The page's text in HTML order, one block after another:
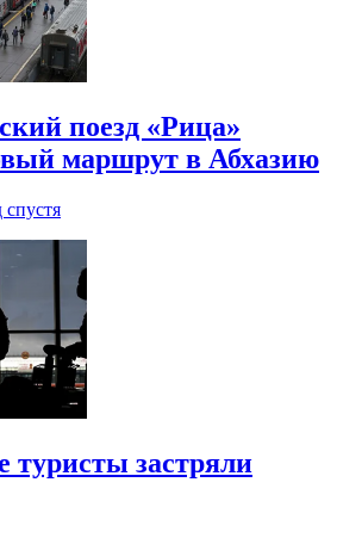
поезд «Рица»
маршрут в Абхазию
спустя
туристы застряли